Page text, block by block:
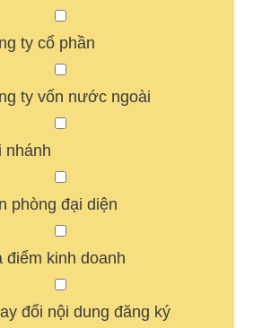
ty cổ phần
ty vốn nước ngoài
nhánh
phòng đại diện
điểm kinh doanh
đổi nội dung đăng ký